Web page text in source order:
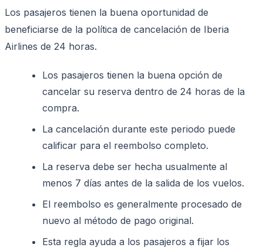
Los pasajeros tienen la buena oportunidad de
beneficiarse de la política de cancelación de Iberia
Airlines de 24 horas.
Los pasajeros tienen la buena opción de
cancelar su reserva dentro de 24 horas de la
compra.
La cancelación durante este periodo puede
calificar para el reembolso completo.
La reserva debe ser hecha usualmente al
menos 7 días antes de la salida de los vuelos.
El reembolso es generalmente procesado de
nuevo al método de pago original.
Esta regla ayuda a los pasajeros a fijar los